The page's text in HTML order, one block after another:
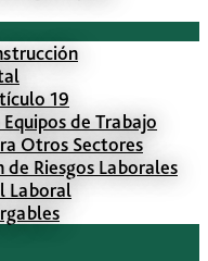
19
de Trabajo
Otros Sectores
de Riesgos Laborales
Laboral